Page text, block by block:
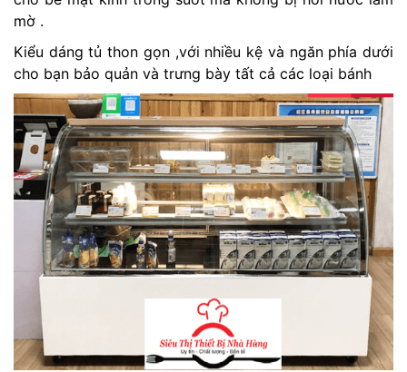
mờ .
Kiểu dáng tủ thon gọn ,với nhiều kệ và ngăn phía dưới
cho bạn bảo quản và trưng bày tất cả các loại bánh